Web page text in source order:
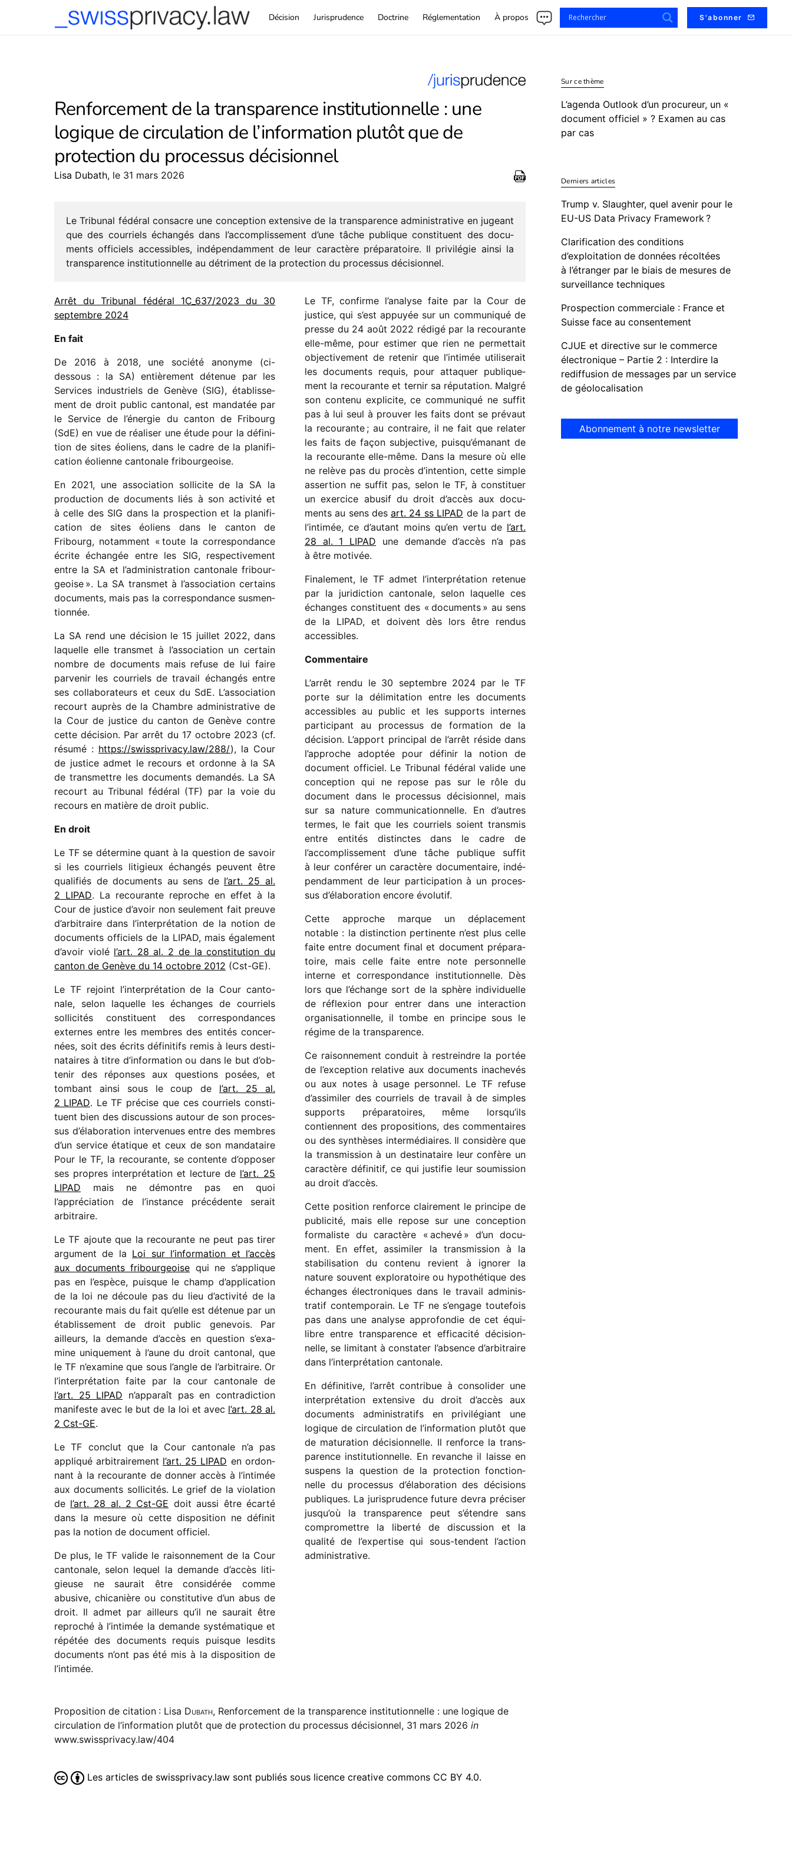
Décision Jurisprudence Doctrine Réglementation À propos S'abonner
Renforcement de la transparence institutionnelle : une
logique de circulation de l’information plutôt que de
protection du processus décisionnel
Lisa Dubath, le 31 mars 2026
Le Tribunal fédé­ral consacre une concep­tion exten­sive de la trans­pa­rence admi­nis­tra­tive en jugeant
que des cour­riels échan­gés dans l’accomplissement d’une tâche publique consti­tuent des docu­
ments offi­ciels acces­sibles, indé­pen­dam­ment de leur carac­tère prépa­ra­toire. Il privi­lé­gie ainsi la
trans­pa­rence insti­tu­tion­nelle au détri­ment de la protec­tion du proces­sus déci­sion­nel.
Arrêt du Tribunal fédé­ral 1C_​637/​2023 du 30
septembre 2024
En fait
De 2016 à 2018, une société anonyme (ci-
dessous : la SA) entiè­re­ment déte­nue par les
Services indus­triels de Genève (SIG), établis­se­
ment de droit public canto­nal, est manda­tée par
le Service de l’éner­gie du canton de Fribourg
(SdE) en vue de réali­ser une étude pour la défi­ni­
tion de sites éoliens, dans le cadre de la plani­fi­
ca­tion éolienne canto­nale fribour­geoise.
En 2021, une asso­cia­tion solli­cite de la SA la
produc­tion de docu­ments liés à son acti­vité et
à celle des SIG dans la pros­pec­tion et la plani­fi­
ca­tion de sites éoliens dans le canton de
Fribourg, notam­ment « toute la corres­pon­dance
écrite échan­gée entre les SIG, respec­ti­ve­ment
entre la SA et l’ad­mi­nis­tra­tion canto­nale fribour­
geoise ». La SA trans­met à l’as­so­cia­tion certains
docu­ments, mais pas la corres­pon­dance susmen­
tion­née.
La SA rend une déci­sion le 15 juillet 2022, dans
laquelle elle trans­met à l’as­so­cia­tion un certain
nombre de docu­ments mais refuse de lui faire
parve­nir les cour­riels de travail échan­gés entre
ses colla­bo­ra­teurs et ceux du SdE. L’association
recourt auprès de la Chambre admi­nis­tra­tive de
la Cour de justice du canton de Genève contre
cette déci­sion. Par arrêt du 17 octobre 2023 (cf.
résumé : https://​swiss​pri​vacy​.law/​2​88/), la Cour
de justice admet le recours et ordonne à la SA
de trans­mettre les docu­ments deman­dés. La SA
recourt au Tribunal fédé­ral (TF) par la voie du
recours en matière de droit public.
En droit
Le TF se déter­mine quant à la ques­tion de savoir
si les cour­riels liti­gieux échan­gés peuvent être
quali­fiés de docu­ments au sens de l’art. 25 al.
2 LIPAD. La recou­rante reproche en effet à la
Cour de justice d’avoir non seule­ment fait preuve
d’ar­bi­traire dans l’in­ter­pré­ta­tion de la notion de
docu­ments offi­ciels de la LIPAD, mais égale­ment
d’avoir violé l’art. 28 al. 2 de la consti­tu­tion du
canton de Genève du 14 octobre 2012 (Cst-GE).
Le TF rejoint l’interprétation de la Cour canto­
nale, selon laquelle les échanges de cour­riels
solli­ci­tés consti­tuent des corres­pon­dances
externes entre les membres des enti­tés concer­
nées, soit des écrits défi­ni­tifs remis à leurs desti­
na­taires à titre d’in­for­ma­tion ou dans le but d’ob­
te­nir des réponses aux ques­tions posées, et
tombant ainsi sous le coup de l’art. 25 al.
2 LIPAD. Le TF précise que ces cour­riels consti­
tuent bien des discus­sions autour de son proces­
sus d’éla­bo­ra­tion inter­ve­nues entre des membres
d’un service étatique et ceux de son manda­taire
Pour le TF, la recou­rante, se contente d’opposer
ses propres inter­pré­ta­tion et lecture de l’art. 25
LIPAD mais ne démontre pas en quoi
l’appréciation de l’instance précé­dente serait
arbi­traire.
Le TF ajoute que la recou­rante ne peut pas tirer
argu­ment de la Loi sur l’in­for­ma­tion et l’ac­cès
aux docu­ments fribour­geoise qui ne s’ap­plique
pas en l’es­pèce, puisque le champ d’ap­pli­ca­tion
de la loi ne découle pas du lieu d’ac­ti­vité de la
recou­rante mais du fait qu’elle est déte­nue par un
établis­se­ment de droit public gene­vois. Par
ailleurs, la demande d’ac­cès en ques­tion s’exa­
mine unique­ment à l’aune du droit canto­nal, que
le TF n’exa­mine que sous l’angle de l’ar­bi­traire. Or
l’in­ter­pré­ta­tion faite par la cour canto­nale de
l’art. 25 LIPAD n’ap­pa­raît pas en contra­dic­tion
mani­feste avec le but de la loi et avec l’art. 28 al.
2 Cst-GE.
Le TF conclut que la Cour canto­nale n’a pas
appli­qué arbi­trai­re­ment l’art. 25 LIPAD en ordon­
nant à la recou­rante de donner accès à l’in­ti­mée
aux docu­ments solli­ci­tés. Le grief de la viola­tion
de l’art. 28 al. 2 Cst-GE doit aussi être écarté
dans la mesure où cette dispo­si­tion ne défi­nit
pas la notion de docu­ment offi­ciel.
De plus, le TF valide le raison­ne­ment de la Cour
canto­nale, selon lequel la demande d’ac­cès liti­
gieuse ne saurait être consi­dé­rée comme
abusive, chica­nière ou consti­tu­tive d’un abus de
droit. Il admet par ailleurs qu’il ne saurait être
repro­ché à l’intimée la demande systé­ma­tique et
répé­tée des docu­ments requis puisque lesdits
docu­ments n’ont pas été mis à la dispo­si­tion de
l’in­ti­mée.
Le TF, confirme l’analyse faite par la Cour de
justice, qui s’est appuyée sur un commu­ni­qué de
presse du 24 août 2022 rédigé par la recou­rante
elle-même, pour esti­mer que rien ne permet­tait
objec­ti­ve­ment de rete­nir que l’in­ti­mée utili­se­rait
les docu­ments requis, pour atta­quer publi­que­
ment la recou­rante et ternir sa répu­ta­tion. Malgré
son contenu expli­cite, ce commu­ni­qué ne suffit
pas à lui seul à prou­ver les faits dont se prévaut
la recou­rante ; au contraire, il ne fait que rela­ter
les faits de façon subjec­tive, puis­qu’é­ma­nant de
la recou­rante elle-même. Dans la mesure où elle
ne relève pas du procès d’in­ten­tion, cette simple
asser­tion ne suffit pas, selon le TF, à consti­tuer
un exer­cice abusif du droit d’ac­cès aux docu­
ments au sens des art. 24 ss LIPAD de la part de
l’in­ti­mée, ce d’au­tant moins qu’en vertu de l’art.
28 al. 1 LIPAD une demande d’ac­cès n’a pas
à être moti­vée.
Finalement, le TF admet l’interprétation rete­nue
par la juri­dic­tion canto­nale, selon laquelle ces
échanges consti­tuent des « docu­ments » au sens
de la LIPAD, et doivent dès lors être rendus
acces­sibles.
Commentaire
L’arrêt rendu le 30 septembre 2024 par le TF
porte sur la déli­mi­ta­tion entre les docu­ments
acces­sibles au public et les supports internes
parti­ci­pant au proces­sus de forma­tion de la
déci­sion. L’apport prin­ci­pal de l’arrêt réside dans
l’approche adop­tée pour défi­nir la notion de
docu­ment offi­ciel. Le Tribunal fédé­ral valide une
concep­tion qui ne repose pas sur le rôle du
docu­ment dans le proces­sus déci­sion­nel, mais
sur sa nature commu­ni­ca­tion­nelle. En d’autres
termes, le fait que les cour­riels soient trans­mis
entre enti­tés distinctes dans le cadre de
l’accomplissement d’une tâche publique suffit
à leur confé­rer un carac­tère docu­men­taire, indé­
pen­dam­ment de leur parti­ci­pa­tion à un proces­
sus d’élaboration encore évolu­tif.
Cette approche marque un dépla­ce­ment
notable : la distinc­tion perti­nente n’est plus celle
faite entre docu­ment final et docu­ment prépa­ra­
toire, mais celle faite entre note person­nelle
interne et corres­pon­dance insti­tu­tion­nelle. Dès
lors que l’échange sort de la sphère indi­vi­duelle
de réflexion pour entrer dans une inter­ac­tion
orga­ni­sa­tion­nelle, il tombe en prin­cipe sous le
régime de la trans­pa­rence.
Ce raison­ne­ment conduit à restreindre la portée
de l’exception rela­tive aux docu­ments inache­vés
ou aux notes à usage person­nel. Le TF refuse
d’assimiler des cour­riels de travail à de simples
supports prépa­ra­toires, même lorsqu’ils
contiennent des propo­si­tions, des commen­taires
ou des synthèses inter­mé­diaires. Il consi­dère que
la trans­mis­sion à un desti­na­taire leur confère un
carac­tère défi­ni­tif, ce qui justi­fie leur soumis­sion
au droit d’accès.
Cette posi­tion renforce clai­re­ment le prin­cipe de
publi­cité, mais elle repose sur une concep­tion
forma­liste du carac­tère « achevé » d’un docu­
ment. En effet, assi­mi­ler la trans­mis­sion à la
stabi­li­sa­tion du contenu revient à igno­rer la
nature souvent explo­ra­toire ou hypo­thé­tique des
échanges élec­tro­niques dans le travail admi­nis­
tra­tif contem­po­rain. Le TF ne s’engage toute­fois
pas dans une analyse appro­fon­die de cet équi­
libre entre trans­pa­rence et effi­ca­cité déci­sion­
nelle, se limi­tant à consta­ter l’absence d’arbitraire
dans l’interprétation canto­nale.
En défi­ni­tive, l’arrêt contri­bue à conso­li­der une
inter­pré­ta­tion exten­sive du droit d’accès aux
docu­ments admi­nis­tra­tifs en privi­lé­giant une
logique de circu­la­tion de l’information plutôt que
de matu­ra­tion déci­sion­nelle. Il renforce la trans­
pa­rence insti­tu­tion­nelle. En revanche il laisse en
suspens la ques­tion de la protec­tion fonc­tion­
nelle du proces­sus d’élaboration des déci­sions
publiques. La juris­pru­dence future devra préci­ser
jusqu’où la trans­pa­rence peut s’étendre sans
compro­mettre la liberté de discus­sion et la
qualité de l’expertise qui sous-tendent l’action
admi­nis­tra­tive.
Proposition de citation : Lisa Dubath, Renforcement de la transparence institutionnelle : une logique de
circulation de l’information plutôt que de protection du processus décisionnel, 31 mars 2026 in
www.swissprivacy.law/404
Les articles de swissprivacy.law sont publiés sous licence creative commons CC BY 4.0.
Sur ce thème
L’agenda Outlook d’un procureur, un «
document officiel » ? Examen au cas
par cas
Derniers articles
Trump v. Slaughter, quel avenir pour le
EU-US Data Privacy Framework ?
Clarification des conditions
d’exploitation de données récoltées
à l’étranger par le biais de mesures de
surveillance techniques
Prospection commerciale : France et
Suisse face au consentement
CJUE et directive sur le commerce
électronique – Partie 2 : Interdire la
rediffusion de messages par un service
de géolocalisation
Abonnement à notre newsletter